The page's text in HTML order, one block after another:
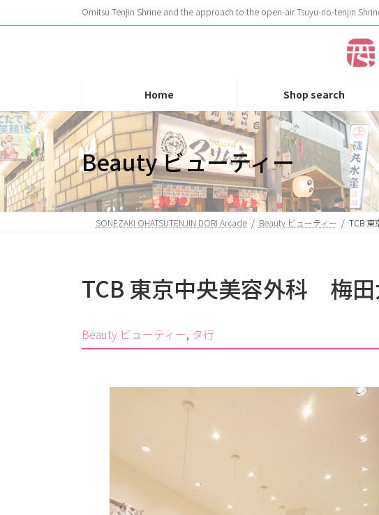
to
to
Omitsu Tenjin Shrine and the approach to the open-air Tsuyu-no-tenjin
Home Shop search
Beauty ビューティー
SONEZAKI OHATSUTENJIN DORI Arcade Beauty ビューティー TCB
TCB 東京中央美容外科 梅
Beauty ビューティー, タ行